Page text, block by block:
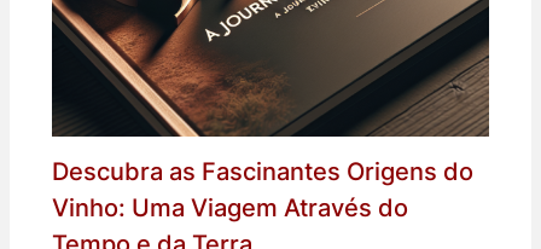
Descubra as Fascinantes Origens do
Vinho: Uma Viagem Através do